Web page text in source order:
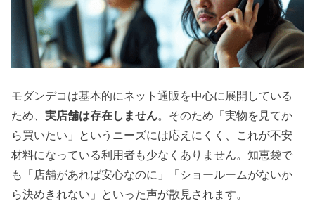
モダンデコは基本的にネット通販を中心に展開している
ため、実店舗は存在しません。そのため「実物を見てか
ら買いたい」というニーズには応えにくく、これが不安
材料になっている利用者も少なくありません。知恵袋で
も「店舗があれば安心なのに」「ショールームがないか
ら決めきれない」といった声が散見されます。